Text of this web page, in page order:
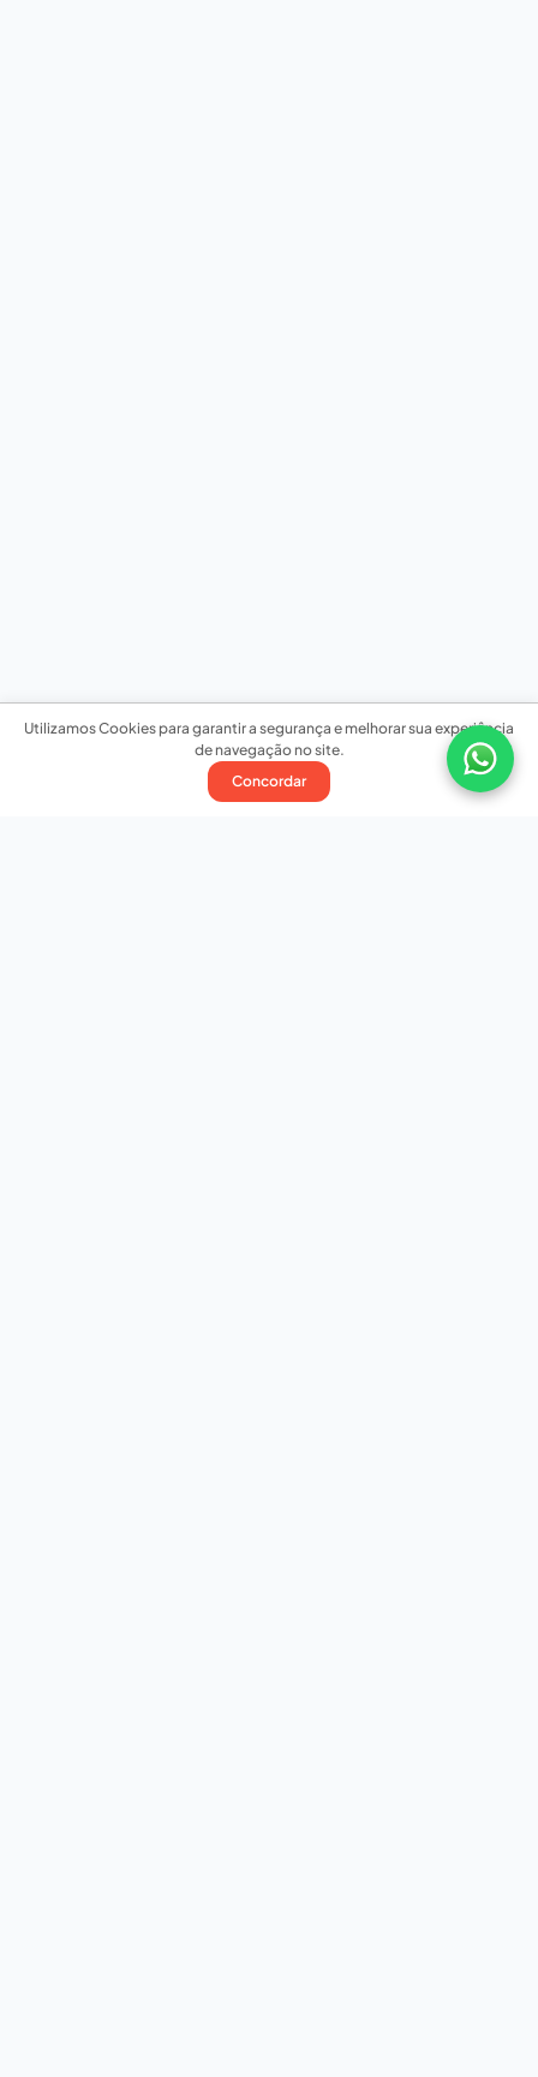
Utilizamos Cookies para garantir a segurança e melhorar sua experiência
de navegação no site.
Concordar